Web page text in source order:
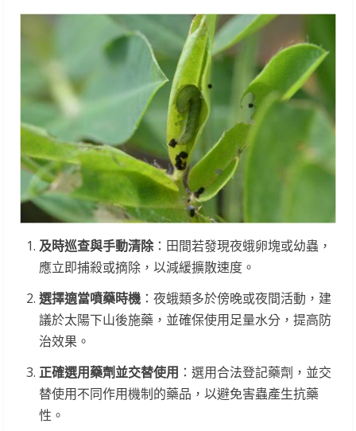
及時巡查與手動清除：田間若發現夜蛾卵塊或幼蟲，
應立即捕殺或摘除，以減緩擴散速度。
選擇適當噴藥時機 ：夜蛾類多於傍晚或夜間活動，建
議於太陽下山後施藥，並確保使用足量水分，提高防
治效果。
正確選用藥劑並交替使用 ：選用合法登記藥劑，並交
替使用不同作用機制的藥品，以避免害蟲產生抗藥
性。